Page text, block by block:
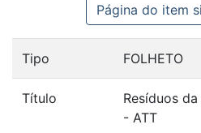
Fale ConoscoPágina do item
Tipo FOLHETO
Título
Resíduos
- ATT